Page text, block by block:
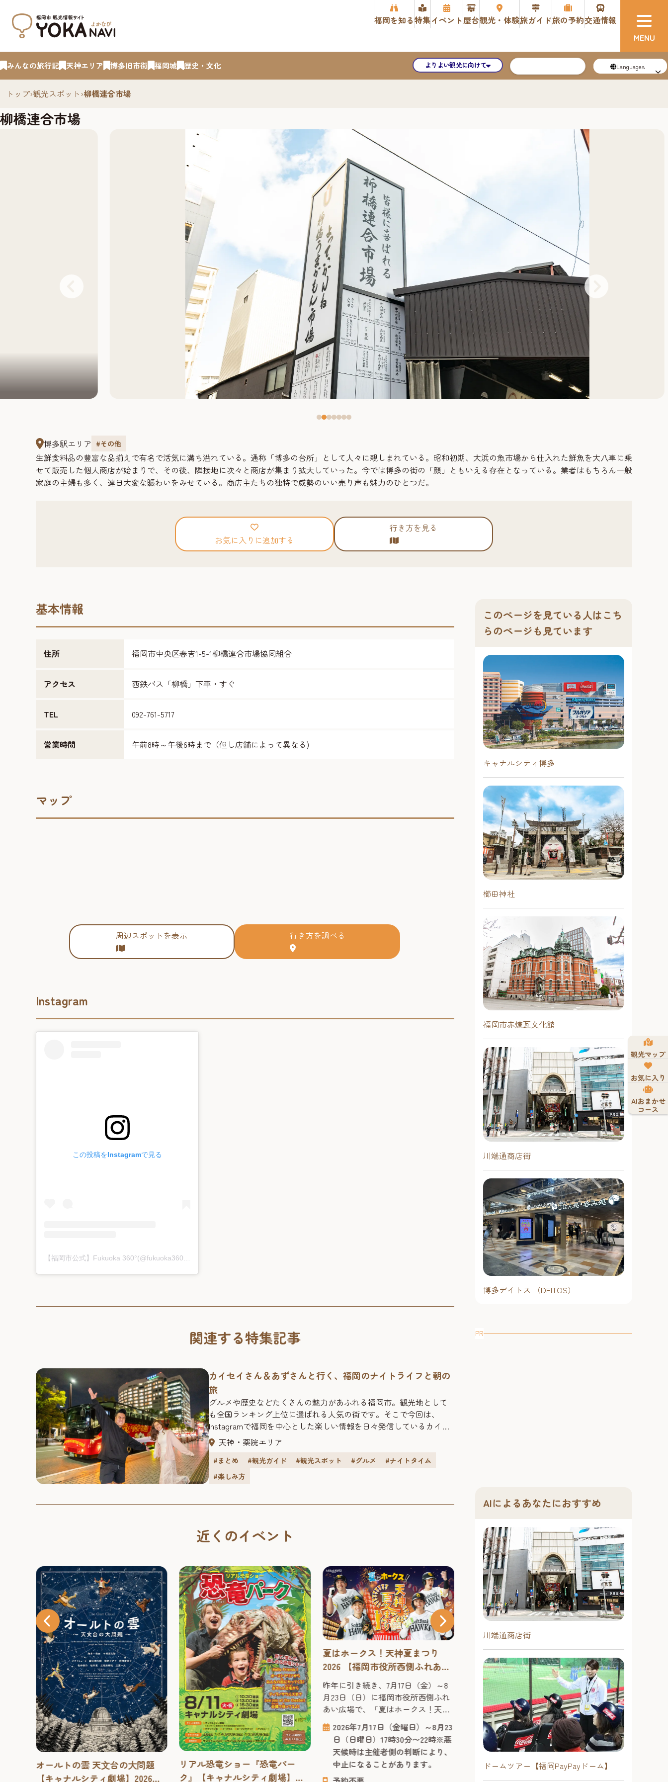
福岡を知る特集イベント屋台観光・体験旅ガイド旅の予約交通情報
みんなの旅行記 天神エリア 博多旧市街 福岡城 歴史・文化 よりよい観光に向けて Languages
トップ›観光スポット›柳橋連合市場
柳橋連合市場
博多駅エリア #その他
生鮮食料品の豊富な品揃えで有名で活気に満ち溢れている。通称「博多の台所」として人々に親しまれている。昭和初期、大浜の魚市場から仕入れた鮮魚を大八車に乗
せて販売した個人商店が始まりで、その後、隣接地に次々と商店が集まり拡大していった。今では博多の街の「顔」ともいえる存在となっている。業者はもちろん一般
家庭の主婦も多く、連日大変な賑わいをみせている。商店主たちの独特で威勢のいい売り声も魅力のひとつだ。
お気に入りに追加する
行き方を見る
基本情報
住所 福岡市中央区春吉1-5-1柳橋連合市場協同組合
アクセス 西鉄バス「柳橋」下車・すぐ
TEL 092-761-5717
営業時間 午前8時～午後6時まで（但し店舗によって異なる)
マップ
周辺スポットを表示 行き方を調べる
Instagram
この投稿をInstagramで見る
関連する特集記事
カイセイさん＆あずさんと行く、福岡のナイトライフと朝の
旅
グルメや歴史などたくさんの魅力があふれる福岡市。観光地として
も全国ランキング上位に選ばれる人気の街です。そこで今回は、
Instagramで福岡を中心とした楽しい情報を日々発信しているカイセ
イさんと、宮崎在住のインフルエンサー・あずさんのお2人と、1泊2
日で福岡のナイトライフと朝の人気スポットを巡ってきました。 >>
カイセイさんととあずさんの旅行記はこちら カイセイの九州旅福岡
を中心に九州の穴場グルメ、温泉、ホテル、スポット情報を
天神・薬院エリア
#まとめ #観光ガイド #観光スポット #グルメ
#ナイトタイム
#楽しみ方
近くのイベント
オールトの雲 天⽂台の⼤問題
【キャナルシティ劇場】2026
リアル恐竜ショー『恐竜パー
ク』【キャナルシティ劇場】
夏はホークス！天神夏まつり
2026 【福岡市役所西側ふれあい
広場】
昨年に引き続き、7月17日（金）～8
月23日（日）に福岡市役所西側ふれ
あい広場で、「夏はホークス！天神
夏まつり2026」を開催決定！ 会場の
シンボルである櫓（やぐら）はホー
クス仕様に装飾され、お気に入りの
選手と写真撮影を楽しめるフォトス
ポットとして会場を彩ります。さら
2026年7月17日（金曜日）～8月23
日（日曜日）17時30分〜22時※悪
天候時は主催者側の判断により、
中止になることがあります。
九州の風景を、ありのままの色
彩で。福岡発の水彩画家・城井
このページを見ている人はこち
らのページも見ています
キャナルシティ博多
櫛田神社
福岡市赤煉瓦文化館
川端通商店街
博多デイトス （DEITOS）
PR
AIによるあなたにおすすめ
川端通商店街
ドームツアー【福岡PayPayドーム】
観光マップ
お気に入り
AIおまかせ
コース